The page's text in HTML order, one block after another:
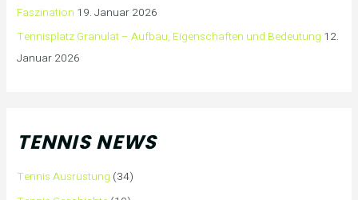
Faszination 19. Januar 2026
Tennisplatz Granulat – Aufbau, Eigenschaften und Bedeutung 12.
Januar 2026
TENNIS NEWS
Tennis Ausrüstung (34)